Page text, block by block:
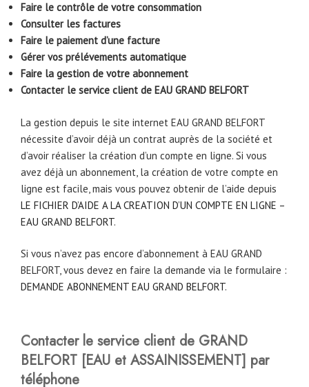
Faire le contrôle de votre consommation
Consulter les factures
Faire le paiement d’une facture
Gérer vos prélévements automatique
Faire la gestion de votre abonnement
Contacter le service client de EAU GRAND BELFORT
La gestion depuis le site internet EAU GRAND BELFORT
nécessite d’avoir déjà un contrat auprès de la société et
d’avoir réaliser la création d’un compte en ligne. Si vous
avez déjà un abonnement, la création de votre compte en
ligne est facile, mais vous pouvez obtenir de l’aide depuis
LE FICHIER D’AIDE A LA CREATION D’UN COMPTE EN LIGNE –
EAU GRAND BELFORT.
Si vous n’avez pas encore d’abonnement à EAU GRAND
BELFORT, vous devez en faire la demande via le formulaire :
DEMANDE ABONNEMENT EAU GRAND BELFORT.
Contacter le service client de GRAND
BELFORT [EAU et ASSAINISSEMENT] par
téléphone